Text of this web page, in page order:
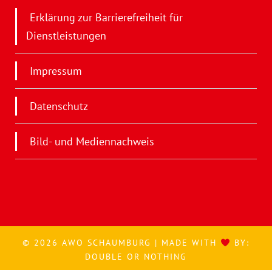
Erklärung zur Barrierefreiheit für
Dienstleistungen
Impressum
Datenschutz
Bild- und Mediennachweis
© 2026 AWO SCHAUMBURG | MADE WITH
BY:
DOUBLE OR NOTHING